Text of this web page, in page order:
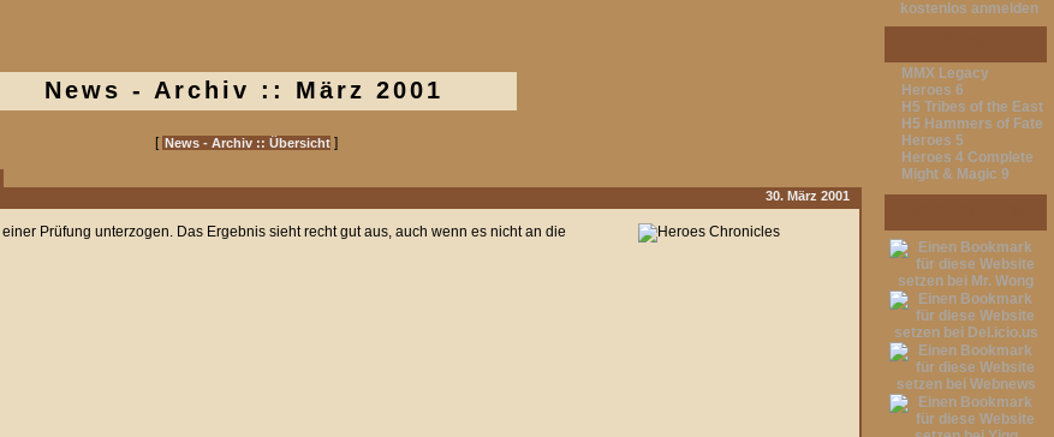
kostenlos anmelden
MMX Legacy
Heroes 6
H5 Tribes of the East
H5 Hammers of Fate
Heroes 5
Heroes 4 Complete
Might & Magic 9
News - Archiv :: März 2001
[ News - Archiv :: Übersicht ]
30. März 2001
einer Prüfung unterzogen. Das Ergebnis sieht recht gut aus, auch wenn es nicht an die